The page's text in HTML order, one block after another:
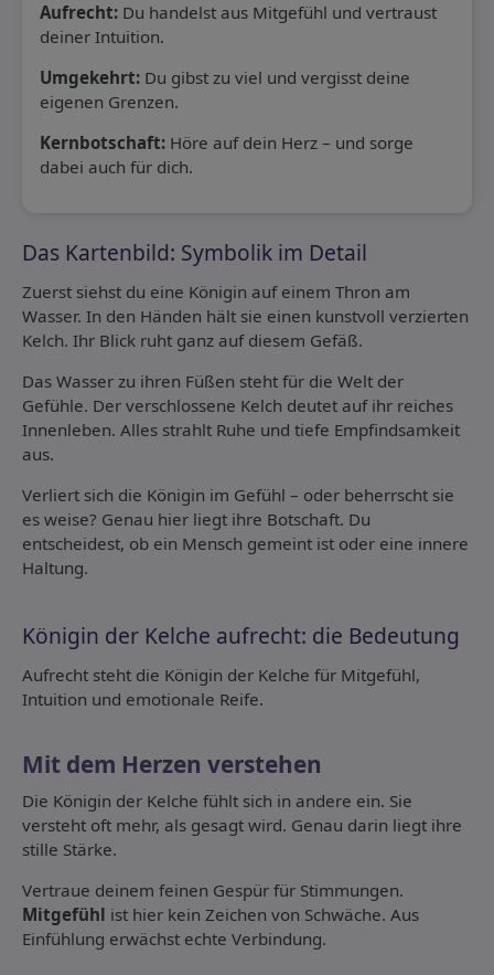
Aufrecht: Du handelst aus Mitgefühl und vertraust
deiner Intuition.
Umgekehrt: Du gibst zu viel und vergisst deine
eigenen Grenzen.
Kernbotschaft: Höre auf dein Herz – und sorge
dabei auch für dich.
Das Kartenbild: Symbolik im Detail
Zuerst siehst du eine Königin auf einem Thron am
Wasser. In den Händen hält sie einen kunstvoll verzierten
Kelch. Ihr Blick ruht ganz auf diesem Gefäß.
Das Wasser zu ihren Füßen steht für die Welt der
Gefühle. Der verschlossene Kelch deutet auf ihr reiches
Innenleben. Alles strahlt Ruhe und tiefe Empfindsamkeit
aus.
Verliert sich die Königin im Gefühl – oder beherrscht sie
es weise? Genau hier liegt ihre Botschaft. Du
entscheidest, ob ein Mensch gemeint ist oder eine innere
Haltung.
Königin der Kelche aufrecht: die Bedeutung
Aufrecht steht die Königin der Kelche für Mitgefühl,
Intuition und emotionale Reife.
Mit dem Herzen verstehen
Die Königin der Kelche fühlt sich in andere ein. Sie
versteht oft mehr, als gesagt wird. Genau darin liegt ihre
stille Stärke.
Vertraue deinem feinen Gespür für Stimmungen.
Mitgefühl ist hier kein Zeichen von Schwäche. Aus
Einfühlung erwächst echte Verbindung.